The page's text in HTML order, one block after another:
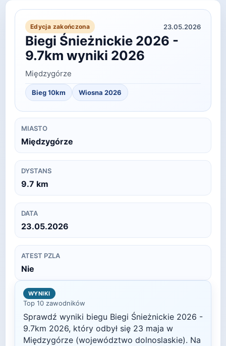
Edycja zakończona 23.05.2026
Biegi Śnieżnickie 2026 -
9.7km wyniki 2026
Międzygórze
Bieg 10km Wiosna 2026
MIASTO
Międzygórze
DYSTANS
9.7 km
DATA
23.05.2026
ATEST PZLA
Nie
WYNIKI
Top 10 zawodników
Sprawdź wyniki biegu Biegi Śnieżnickie 2026 -
9.7km 2026, który odbył się 23 maja w
Międzygórze (województwo dolnoslaskie). Na